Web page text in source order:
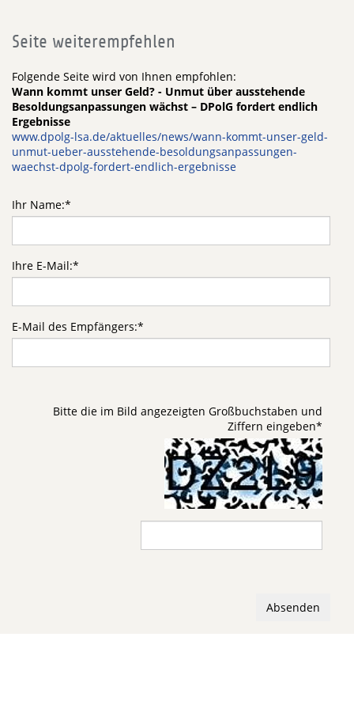
Seite weiterempfehlen
Folgende Seite wird von Ihnen empfohlen:
Wann kommt unser Geld? - Unmut über ausstehende
Besoldungsanpassungen wächst – DPolG fordert endlich
Ergebnisse
www.dpolg-lsa.de/aktuelles/news/wann-kommt-unser-geld-
unmut-ueber-ausstehende-besoldungsanpassungen-
waechst-dpolg-fordert-endlich-ergebnisse
Ihr Name:*
Ihre E-Mail:*
E-Mail des Empfängers:*
Bitte die im Bild angezeigten Großbuchstaben und
Ziffern eingeben*
Absenden